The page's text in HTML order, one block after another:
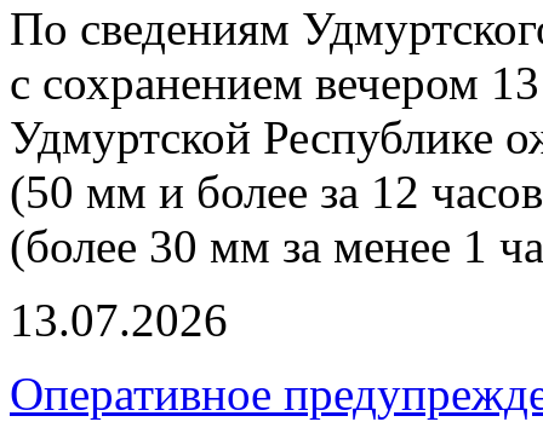
По сведениям
с сохранением вечером
Удмуртской Республике
(50 мм и более за 12
(более 30 мм за менее 1
13.07.2026
Оперативное